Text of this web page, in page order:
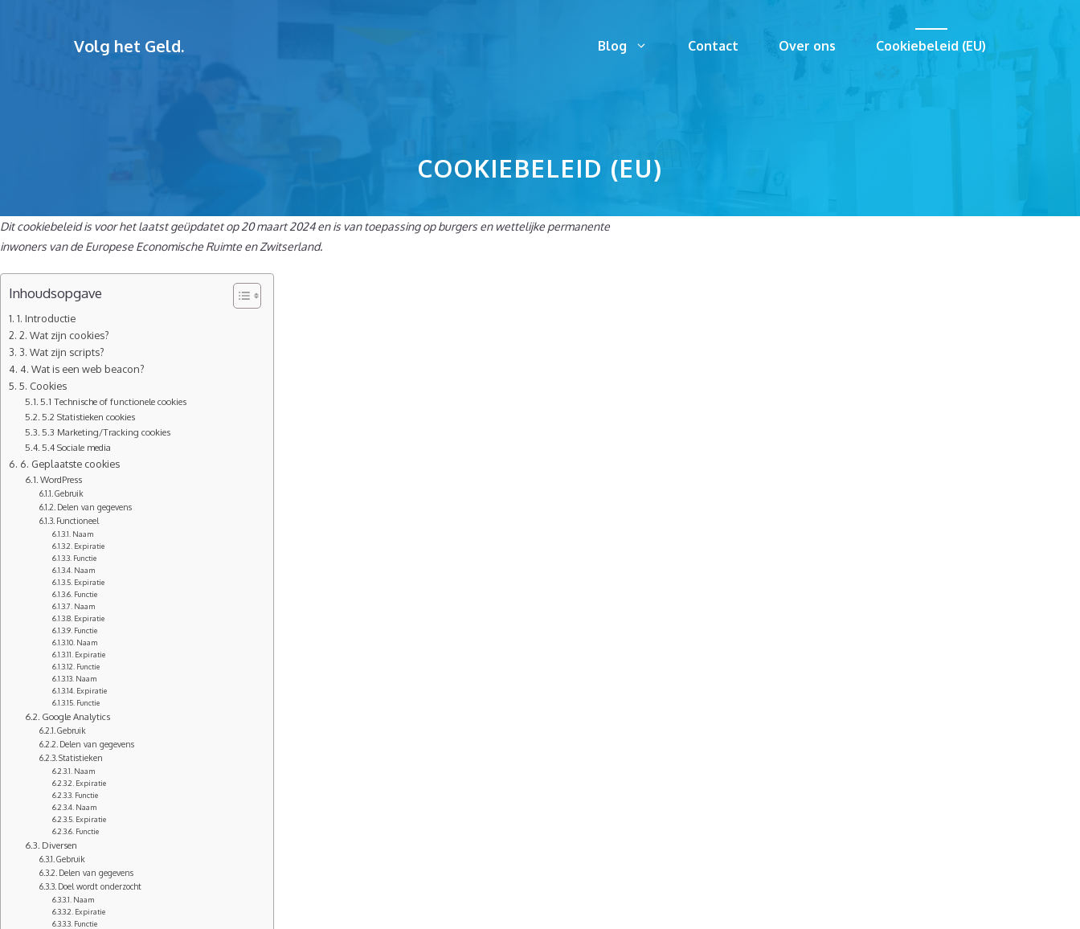
Volg het Geld. Blog Contact Over ons Cookiebeleid (EU)
COOKIEBELEID (EU)
Dit cookiebeleid is voor het laatst geüpdatet op 20 maart 2024 en is van toepassing op burgers en wettelijke permanente
inwoners van de Europese Economische Ruimte en Zwitserland.
Inhoudsopgave
1. Introductie
2. Wat zijn cookies?
3. Wat zijn scripts?
4. Wat is een web beacon?
5. Cookies
5.1 Technische of functionele cookies
5.2 Statistieken cookies
5.3 Marketing/Tracking cookies
5.4 Sociale media
6. Geplaatste cookies
WordPress
Gebruik
Delen van gegevens
Functioneel
Naam
Expiratie
Functie
Naam
Expiratie
Functie
Naam
Expiratie
Functie
Naam
Expiratie
Functie
Naam
Expiratie
Functie
Google Analytics
Gebruik
Delen van gegevens
Statistieken
Naam
Expiratie
Functie
Naam
Expiratie
Functie
Diversen
Gebruik
Delen van gegevens
Doel wordt onderzocht
Naam
Expiratie
Functie